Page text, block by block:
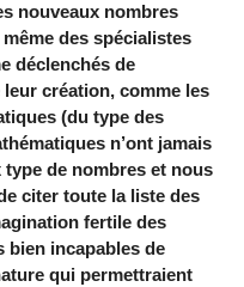
nouveaux nombres
des spécialistes
déclenchés de
création, comme les
(du type des
n’ont jamais
de nombres et nous
citer toute la liste des
fertile des
bien incapables de
qui permettraient